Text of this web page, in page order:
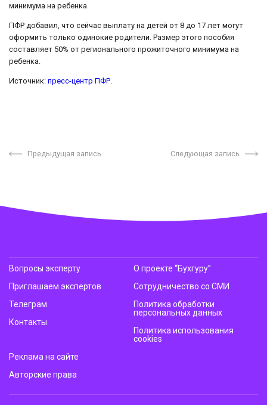
минимума на ребенка.
ПФР добавил, что сейчас выплату на детей от 8 до 17 лет могут
оформить только одинокие родители. Размер этого пособия
составляет 50% от регионального прожиточного минимума на
ребенка.
Источник: пресс-центр ПФР
Предыдущая запись Следующая запись
Вопросы эксперту
Приглашаем экспертов
Телеграм
Контакты
О проекте “Бухгуру”
Сотрудничество со СМИ
Политика обработки
персональных данных
Политика использования
cookies
Реклама на сайте
Авторские права